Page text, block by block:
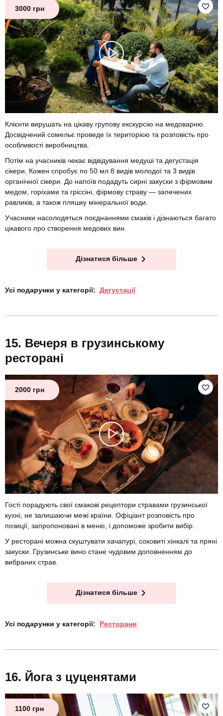
3000 грн
Клієнти вирушать на цікаву групову екскурсію на медоварню.
Досвідчений сомельє проведе їх територією та розповість про
особливості виробництва.
Потім на учасників чекає відвідування медуші та дегустація
сікери. Кожен спробує по 50 мл 8 видів молодої та 3 видів
органічної сікери. До напоїв подадуть сирні закуски з фірмовим
медом, горіхами та гріссіні, фірмову страву — запечених
равликів, а також пляшку мінеральної води.
Учасники насолодяться поєднаннями смаків і дізнаються багато
цікавого про створення медових вин.
Дізнатися більше
Усі подарунки у категорії: Дегустації
Вечеря в грузинському
ресторані
2000 грн
Гості порадують свої смакові рецептори стравами грузинської
кухні, не залишаючи межі країни. Офіціант розповість про
позиції, запропоновані в меню, і допоможе зробити вибір.
У ресторані можна скуштувати хачапурі, соковиті хінкалі та пряні
закуски. Грузинське вино стане чудовим доповненням до
вибраних страв.
Дізнатися більше
Усі подарунки у категорії: Ресторани
Йога з цуценятами
1100 грн